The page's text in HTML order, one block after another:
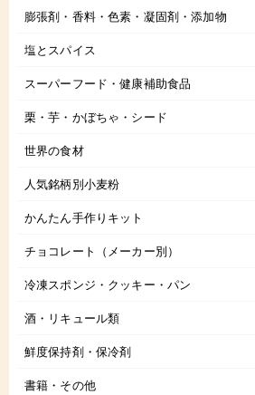
膨張剤・香料・色素・凝固剤・添加物
塩とスパイス
スーパーフード・健康補助食品
栗・芋・かぼちゃ・シード
世界の食材
人気銘柄別小麦粉
かんたん手作りキット
チョコレート（メーカー別）
冷凍スポンジ・クッキー・パン
酒・リキュール類
鮮度保持剤・保冷剤
書籍・その他